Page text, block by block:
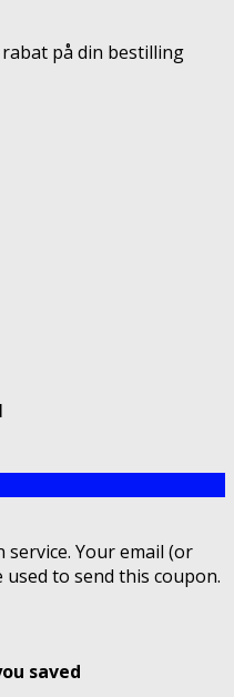
på din bestilling
Your email (or
to send this coupon.
saved